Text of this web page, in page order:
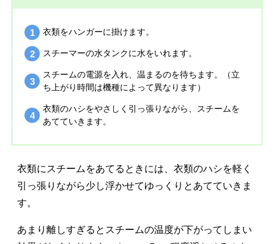
衣類をハンガーに掛けます。
スチーマーの水タンクに水をいれます。
スチームの電源を入れ、温まるのを待ちます。（立
ち上がり時間は機種によって異なります）
衣類のハシをやさしく引っ張りながら、スチームを
あてていきます。
衣類にスチームをあてるときには、衣類のハシを軽く
引っ張りながら少し浮かせてゆっくりとあてていきま
す。
あまり離しすぎるとスチームの温度が下がってしまい